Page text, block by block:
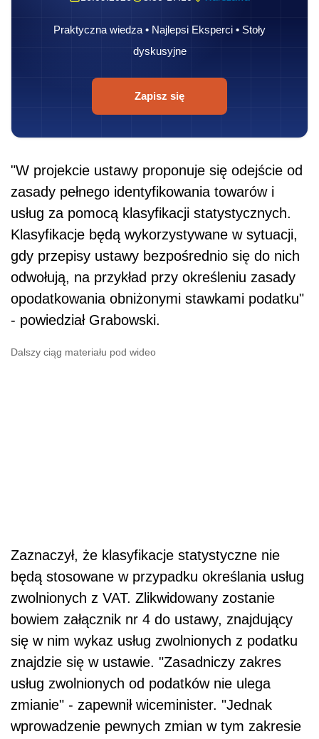
Praktyczna wiedza • Najlepsi Eksperci • Stoły
dyskusyjne
Zapisz się
"W projekcie ustawy proponuje się odejście od
zasady pełnego identyfikowania towarów i
usług za pomocą klasyfikacji statystycznych.
Klasyfikacje będą wykorzystywane w sytuacji,
gdy przepisy ustawy bezpośrednio się do nich
odwołują, na przykład przy określeniu zasady
opodatkowania obniżonymi stawkami podatku"
- powiedział Grabowski.
Dalszy ciąg materiału pod wideo
Zaznaczył, że klasyfikacje statystyczne nie
będą stosowane w przypadku określania usług
zwolnionych z VAT. Zlikwidowany zostanie
bowiem załącznik nr 4 do ustawy, znajdujący
się w nim wykaz usług zwolnionych z podatku
znajdzie się w ustawie. "Zasadniczy zakres
usług zwolnionych od podatków nie ulega
zmianie" - zapewnił wiceminister. "Jednak
wprowadzenie pewnych zmian w tym zakresie